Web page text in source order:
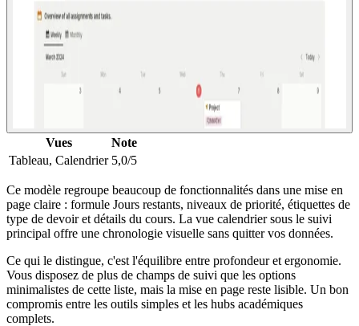
Vues
Note
Tableau, Calendrier 5,0/5
Ce modèle regroupe beaucoup de fonctionnalités dans une mise en
page claire : formule Jours restants, niveaux de priorité, étiquettes de
type de devoir et détails du cours. La vue calendrier sous le suivi
principal offre une chronologie visuelle sans quitter vos données.
Ce qui le distingue, c'est l'équilibre entre profondeur et ergonomie.
Vous disposez de plus de champs de suivi que les options
minimalistes de cette liste, mais la mise en page reste lisible. Un bon
compromis entre les outils simples et les hubs académiques
complets.